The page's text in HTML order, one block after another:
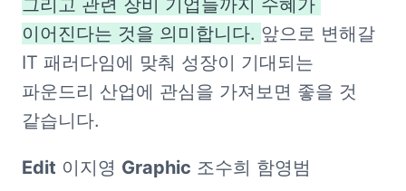
그리고 관련 장비 기업들까지 수혜가
이어진다는 것을 의미합니다. 앞으로 변해갈
IT 패러다임에 맞춰 성장이 기대되는
파운드리 산업에 관심을 가져보면 좋을 것
같습니다.
Edit 이지영 Graphic 조수희 함영범